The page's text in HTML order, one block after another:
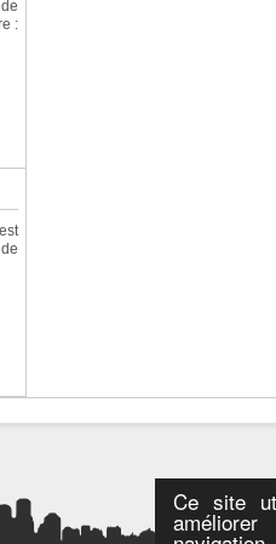
Ce site
: